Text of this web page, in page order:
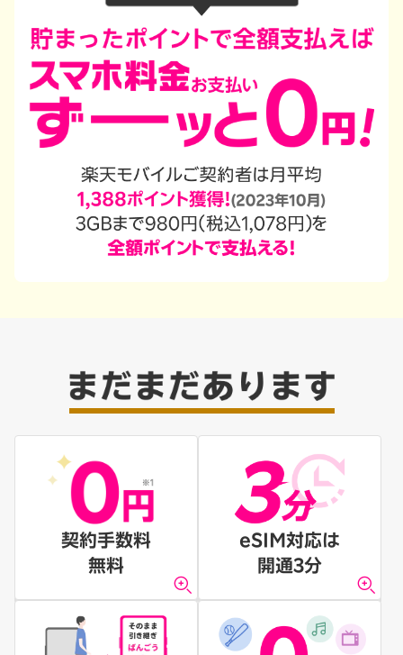
契約手数料
無料
eSIM対応は
開通3分